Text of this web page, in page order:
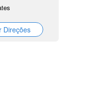
Direções